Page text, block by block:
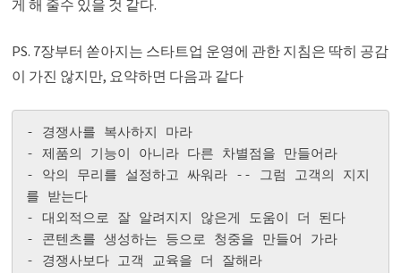
게 해 줄수 있을 것 같다.
PS. 7장부터 쏟아지는 스타트업 운영에 관한 지침은 딱히 공감
이 가진 않지만, 요약하면 다음과 같다
- 경쟁사를 복사하지 마라
- 제품의 기능이 아니라 다른 차별점을 만들어라
- 악의 무리를 설정하고 싸워라 -- 그럼 고객의 지지
를 받는다
- 대외적으로 잘 알려지지 않은게 도움이 더 된다
- 콘텐츠를 생성하는 등으로 청중을 만들어 가라
- 경쟁사보다 고객 교육을 더 잘해라